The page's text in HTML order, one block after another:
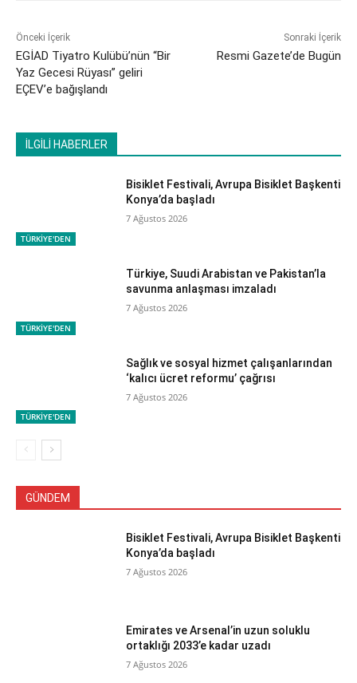
Önceki İçerik
EGİAD Tiyatro Kulübü’nün “Bir
Yaz Gecesi Rüyası” geliri
EÇEV’e bağışlandı
Sonraki İçerik
Resmi Gazete’de Bugün
İLGİLİ HABERLER
TÜRKİYE'DEN
Bisiklet Festivali, Avrupa Bisiklet Başkenti
Konya’da başladı
7 Ağustos 2026
TÜRKİYE'DEN
Türkiye, Suudi Arabistan ve Pakistan’la
savunma anlaşması imzaladı
7 Ağustos 2026
TÜRKİYE'DEN
Sağlık ve sosyal hizmet çalışanlarından
‘kalıcı ücret reformu’ çağrısı
7 Ağustos 2026
GÜNDEM
Bisiklet Festivali, Avrupa Bisiklet Başkenti
Konya’da başladı
7 Ağustos 2026
Emirates ve Arsenal’in uzun soluklu
ortaklığı 2033’e kadar uzadı
7 Ağustos 2026